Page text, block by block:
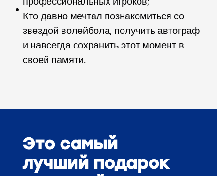
Кто давно мечтал познакомиться со
звездой волейбола, получить автограф
и навсегда сохранить этот момент в
своей памяти.
Это самый
лучший подарок